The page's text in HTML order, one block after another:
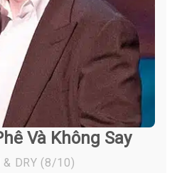
Và Không Say
DRY (8/10)